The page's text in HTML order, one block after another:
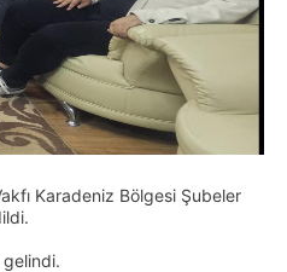
Karadeniz Bölgesi Şubeler
gelindi.